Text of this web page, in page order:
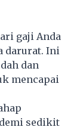
gaji Anda
darurat. Ini
dan
mencapai
sedikit